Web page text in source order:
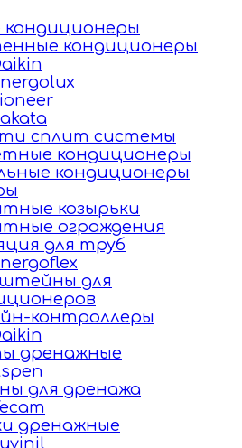
кондиционеры
сплит системы
кондиционеры
кондиционеры
козырьки
ограждения
для труб
для
контроллеры
дренажные
для дренажа
дренажные